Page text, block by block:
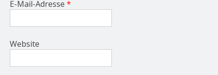
E-Mail-Adresse *
Website